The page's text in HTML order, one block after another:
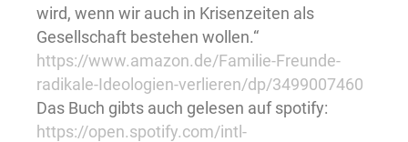
wird, wenn wir auch in Krisenzeiten als
Gesellschaft bestehen wollen.“
https://www.amazon.de/Familie-Freunde-
radikale-Ideologien-verlieren/dp/3499007460
Das Buch gibts auch gelesen auf spotify:
https://open.spotify.com/intl-